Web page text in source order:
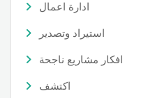
ادارة اعمال
استيراد وتصدير
افكار مشاريع ناجحة
اكتشف